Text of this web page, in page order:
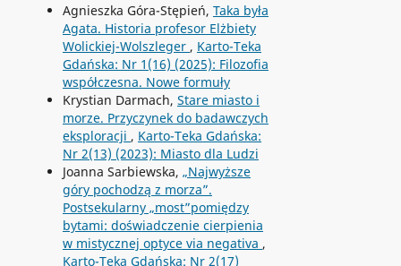
Agnieszka Góra-Stępień, Taka była
Agata. Historia profesor Elżbiety
Wolickiej-Wolszleger , Karto-Teka
Gdańska: Nr 1(16) (2025): Filozofia
współczesna. Nowe formuły
Krystian Darmach, Stare miasto i
morze. Przyczynek do badawczych
eksploracji , Karto-Teka Gdańska:
Nr 2(13) (2023): Miasto dla Ludzi
Joanna Sarbiewska, „Najwyższe
góry pochodzą z morza”.
Postsekularny „most”pomiędzy
bytami: doświadczenie cierpienia
w mistycznej optyce via negativa ,
Karto-Teka Gdańska: Nr 2(17)